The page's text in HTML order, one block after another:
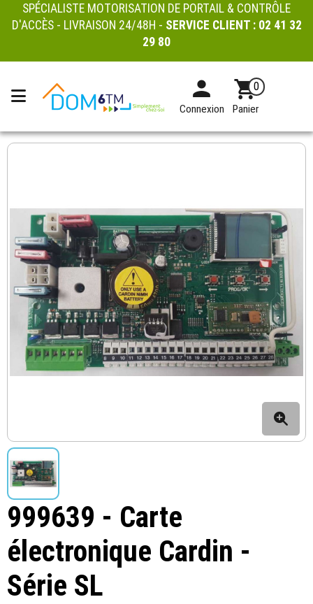
SPÉCIALISTE MOTORISATION DE PORTAIL & CONTRÔLE
D'ACCÈS - LIVRAISON 24/48H - SERVICE CLIENT : 02 41 32
29 80
Connexion
0
Panier
999639 - Carte
électronique Cardin -
Série SL